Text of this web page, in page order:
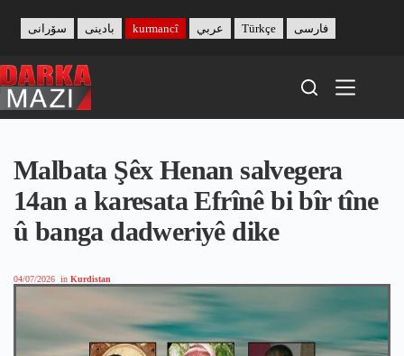
content
بادینی سۆرانی kurmancî عربي Türkçe فارسی
Malbata Şêx Henan salvegera
14an a karesata Efrînê bi bîr tîne
û banga dadweriyê dike
04/07/2026 in Kurdistan